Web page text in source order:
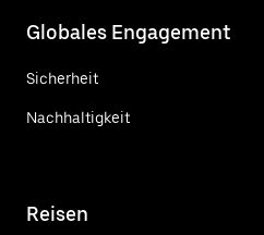
Globales Engagement
Sicherheit
Nachhaltigkeit
Reisen